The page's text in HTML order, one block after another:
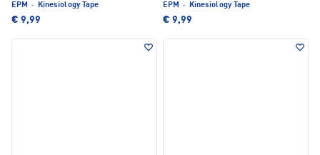
EPM · Kinesiology Tape
€ 9,99
EPM · Kinesiology Tape
€ 9,99